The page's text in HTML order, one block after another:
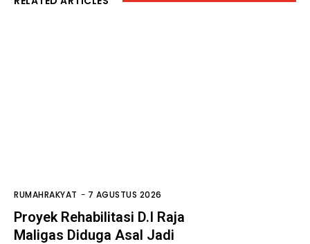
RUMAHRAKYAT - 7 AGUSTUS 2026
Proyek Rehabilitasi D.I Raja
Maligas Diduga Asal Jadi